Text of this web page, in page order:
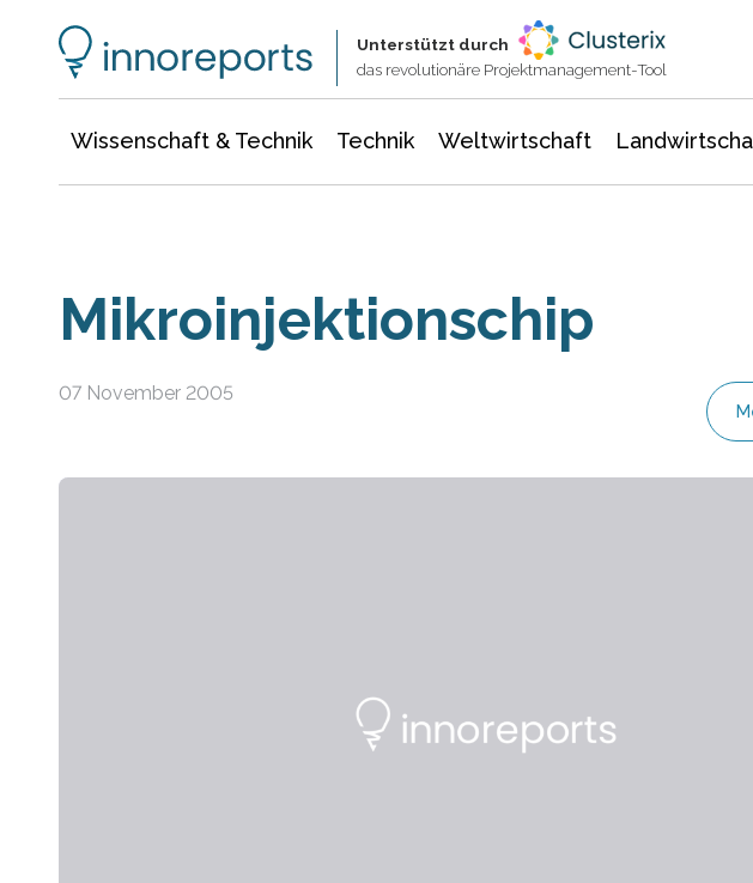
Unterstützt durch
das revolutionäre Projektmanagement-Tool
Wissenschaft & Technik Technik Weltwirtschaft
Mikroinjektionschip
07 November 2005